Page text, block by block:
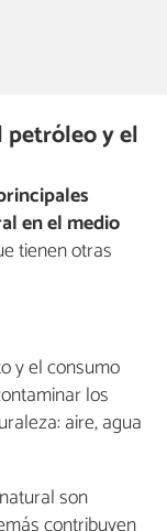
petróleo y el
en el medio
tienen otras
y el consumo
los
aire, agua
son